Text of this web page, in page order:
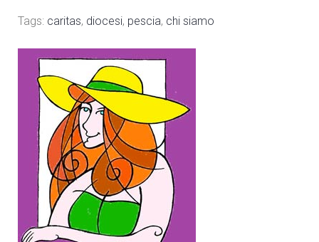
Tags: caritas, diocesi, pescia, chi siamo